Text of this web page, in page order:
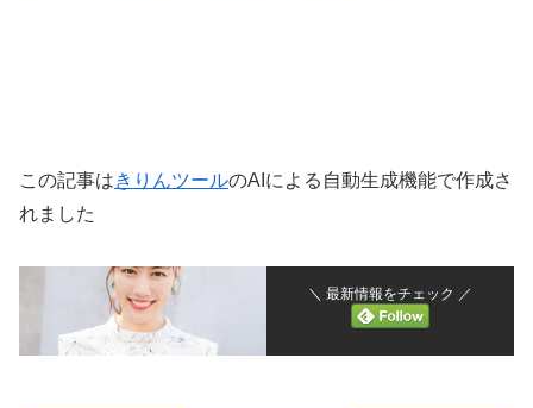
この記事はきりんツールのAIによる自動生成機能で作成さ
れました
＼ 最新情報をチェック ／